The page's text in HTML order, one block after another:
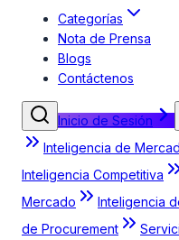
Categorías
Nota de Prensa
Blogs
Contáctenos
Inicio de Sesión
Inteligencia de
Inteligencia Competitiva
Mercado
Inteligencia
de Procurement